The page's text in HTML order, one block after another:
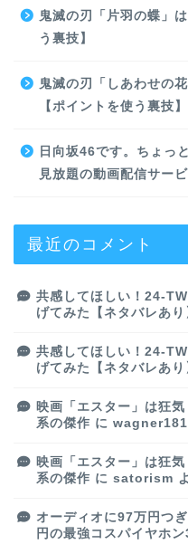
鬼滅の刃「片羽の蝶」
う裏技】
鬼滅の刃「しあわせの
【ポイントを使う裏技】
日向坂46です。ちょっ
見放題の動画配信サー
最近のコメント
共感してほしい！24-
げてみた【ネタバレあり
共感してほしい！24-
げてみた【ネタバレあり
映画「エスター」は狂
系の傑作 に
映画「エスター」は狂
系の傑作 に satorism
オーディオに97万円つ
円の最強コスパイヤホン